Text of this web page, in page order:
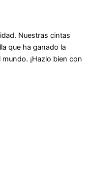
Nuestras cintas
que ha ganado la
¡Hazlo bien con